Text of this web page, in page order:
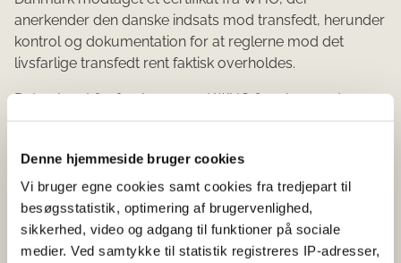
Denne hjemmeside bruger cookies
Vi bruger egne cookies samt cookies fra tredjepart til
besøgsstatistik, optimering af brugervenlighed,
sikkerhed, video og adgang til funktioner på sociale
medier. Ved samtykke til statistik registreres IP-adresser,
anerkender den danske indsats mod transfedt, herunder
kontrol og dokumentation for at reglerne mod det
livsfarlige transfedt rent faktisk overholdes.
Det er langt fra første gang, at WHO fremhæver den
danske indsats, og flere andre lande er da også fulgt i
certifikatet sammen med fire andre lande; Polen,
Litauen, Saudi Arabien og Thailand. I 2021 indførte hele
EU grænseværdier for indhold af industrielt fremstillet
transfedt i fødevarer. Årligt redder forbuddet nu op mod
en halv million europæiske borgere fra for tidlig død.